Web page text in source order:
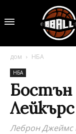
дом НБА
НБА
Бостън
Леброн Джеймс